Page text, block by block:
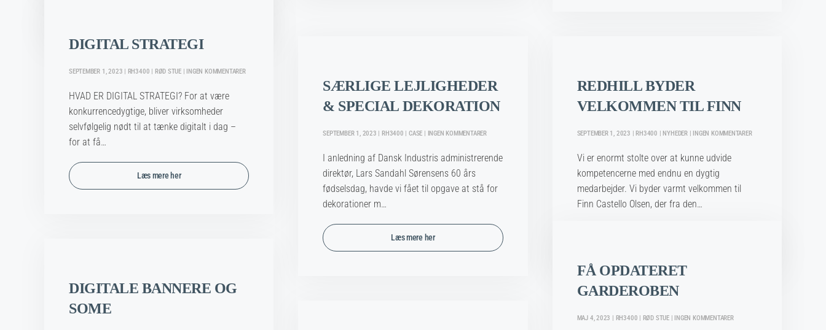
SÆRLIGE LEJLIGHEDER
& SPECIAL DEKORATION
SEPTEMBER 1, 2023 | RH3400 | CASE | INGEN KOMMENTARERTIL
&
I anledning af Dansk Industris administrerende
direktør, Lars Sandahl Sørensens 60 års
fødselsdag, havde vi fået til opgave at stå for
dekorationer m…
Læs mere her
REDHILL BYDER
VELKOMMEN TIL FINN
SEPTEMBER 1, 2023 | RH3400 | NYHEDER | INGEN KOMMENTARERTIL
Vi er enormt stolte over at kunne udvide
kompetencerne med endnu en dygtig
medarbejder. Vi byder varmt velkommen til
Finn Castello Olsen, der fra den…
DIGITAL STRATEGI
SEPTEMBER 1, 2023 | RH3400 | RØD STUE | INGEN KOMMENTARERTIL
HVAD ER DIGITAL STRATEGI? For at være
konkurrencedygtige, bliver virksomheder
selvfølgelig nødt til at tænke digitalt i dag –
for at få…
Læs mere her
FÅ OPDATERET
GARDEROBEN
MAJ 4, 2023 | RH3400 | RØD STUE | INGEN KOMMENTARERTIL
DIGITALE BANNERE OG
SOME